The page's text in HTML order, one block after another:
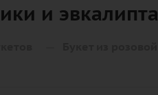
и эвкалипта